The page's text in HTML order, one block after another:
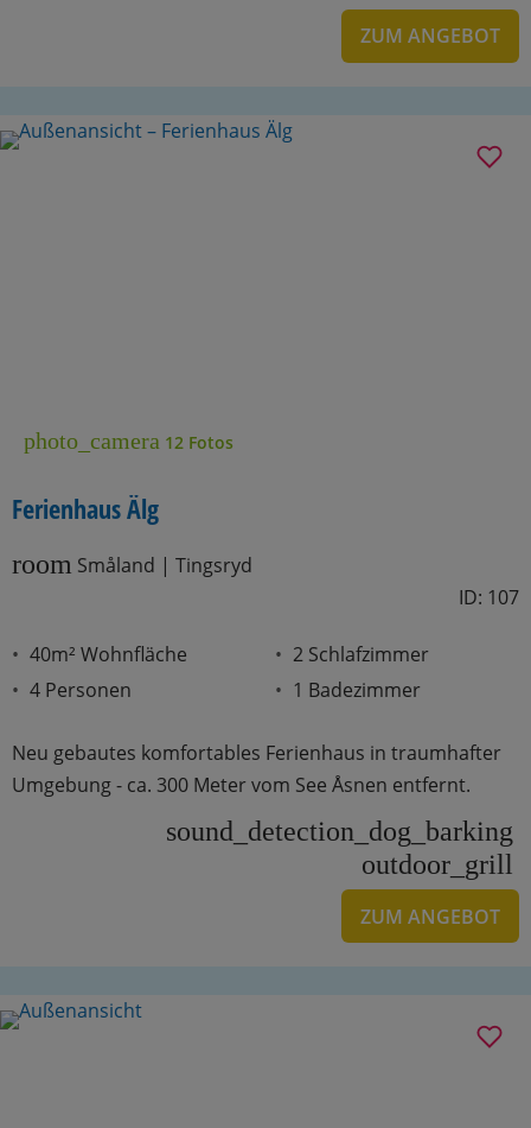
ZUM ANGEBOT
photo_camera 12 Fotos
Ferienhaus Älg
room Småland | Tingsryd
ID: 107
40m² Wohnfläche
4 Personen
2 Schlafzimmer
1 Badezimmer
Neu gebautes komfortables Ferienhaus in traumhafter
Umgebung - ca. 300 Meter vom See Åsnen entfernt.
sound_detection_dog_barking
outdoor_grill
ZUM ANGEBOT